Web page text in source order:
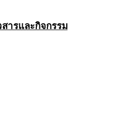
ารและกิจกรรม